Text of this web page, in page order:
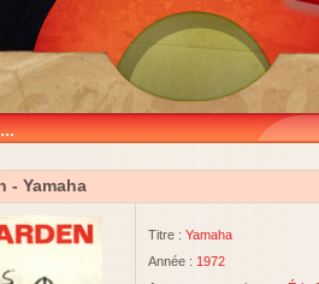
- Yamaha
Titre : Yamaha
Année : 1972